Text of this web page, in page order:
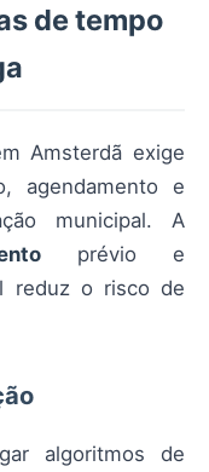
de tempo
Amsterdã exige
agendamento e
municipal. A
prévio e
reduz o risco de
algoritmos de